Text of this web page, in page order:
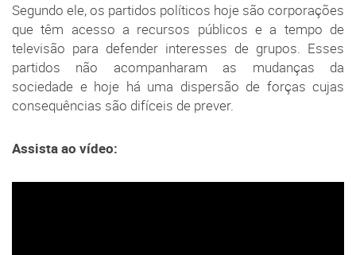
Segundo ele, os partidos políticos hoje são corporações
que têm acesso a recursos públicos e a tempo de
televisão para defender interesses de grupos. Esses
partidos não acompanharam as mudanças da
sociedade e hoje há uma dispersão de forças cujas
consequências são difíceis de prever.
Assista ao vídeo: